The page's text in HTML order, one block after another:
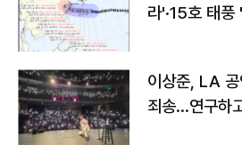
라'·15호 태
이상준, LA
죄송…연구하